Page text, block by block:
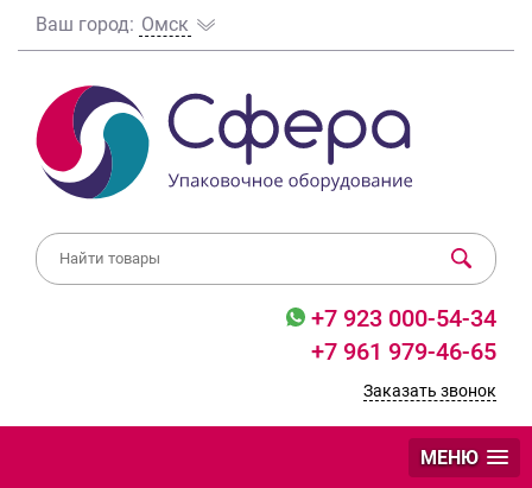
Ваш город: Омск
+7 923 000-54-34
+7 961 979-46-65
Заказать звонок
МЕНЮ